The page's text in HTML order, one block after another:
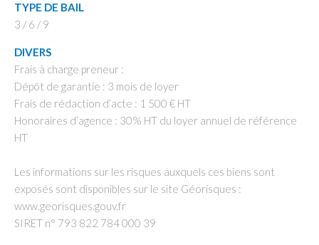
TYPE DE BAIL
3 / 6 / 9
DIVERS
Frais à charge preneur :
Dépôt de garantie : 3 mois de loyer
Frais de rédaction d’acte : 1 500 € HT
Honoraires d’agence : 30% HT du loyer annuel de référence
HT
Les informations sur les risques auxquels ces biens sont
exposés sont disponibles sur le site Géorisques :
www.georisques.gouv.fr
SIRET n° 793 822 784 000 39